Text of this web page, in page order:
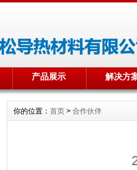
产品展示 解决方
你的位置： 首页 > 合作伙伴